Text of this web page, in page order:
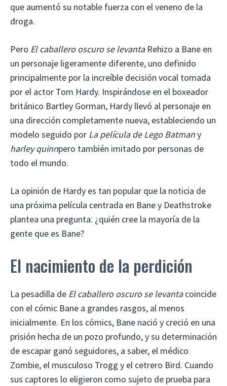
que aumentó su notable fuerza con el veneno de la
droga.
Pero El caballero oscuro se levantaRehizo a Bane en
un personaje ligeramente diferente, uno definido
principalmente por la increíble decisión vocal tomada
por el actor Tom Hardy. Inspirándose en el boxeador
británico Bartley Gorman, Hardy llevó al personaje en
una dirección completamente nueva, estableciendo un
modelo seguido por La película de Lego Batmany
harley quinnpero también imitado por personas de
todo el mundo.
La opinión de Hardy es tan popular que la noticia de
una próxima película centrada en Bane y Deathstroke
plantea una pregunta: ¿quién cree la mayoría de la
gente que es Bane?
El nacimiento de la perdición
La pesadilla de El caballero oscuro se levantacoincide
con el cómic Bane a grandes rasgos, al menos
inicialmente. En los cómics, Bane nació y creció en una
prisión hecha de un pozo profundo, y su determinación
de escapar ganó seguidores, a saber, el médico
Zombie, el musculoso Trogg y el cetrero Bird. Cuando
sus captores lo eligieron como sujeto de prueba para